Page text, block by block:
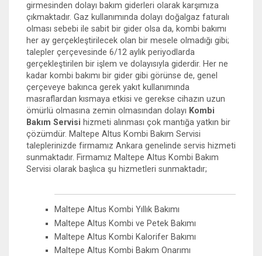
girmesinden dolayı bakım giderleri olarak karşımıza
çıkmaktadır. Gaz kullanımında dolayı doğalgaz faturalı
olması sebebi ile sabit bir gider olsa da, kombi bakımı
her ay gerçekleştirilecek olan bir mesele olmadığı gibi;
talepler çerçevesinde 6/12 aylık periyodlarda
gerçekleştirilen bir işlem ve dolayısıyla giderdir. Her ne
kadar kombi bakımı bir gider gibi görünse de, genel
çerçeveye bakınca gerek yakıt kullanımında
masraflardan kısmaya etkisi ve gerekse cihazın uzun
ömürlü olmasına zemin olmasından dolayı Kombi
Bakım Servisi hizmeti alınması çok mantığa yatkın bir
çözümdür. Maltepe Altus Kombi Bakım Servisi
taleplerinizde firmamız Ankara genelinde servis hizmeti
sunmaktadır. Firmamız Maltepe Altus Kombi Bakım
Servisi olarak başlıca şu hizmetleri sunmaktadır;
Maltepe Altus Kombi Yıllık Bakımı
Maltepe Altus Kombi ve Petek Bakımı
Maltepe Altus Kombi Kalorifer Bakımı
Maltepe Altus Kombi Bakım Onarımı